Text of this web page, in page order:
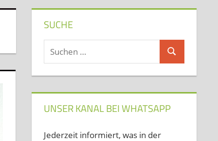
SUCHE
Suchen
nach:
Suchen
UNSER KANAL BEI WHATSAPP
Jederzeit informiert, was in der